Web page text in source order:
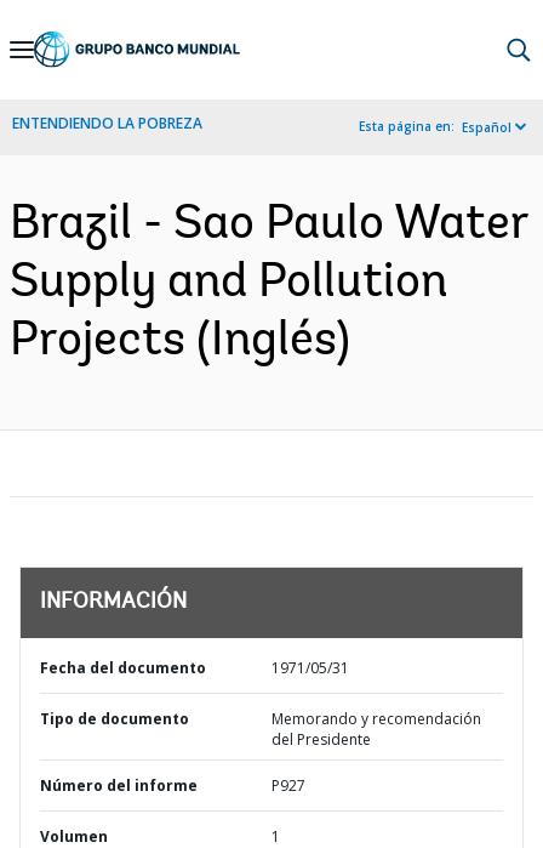
Skip
Navigation
ENTENDIENDO LA POBREZA Esta página en: Español
Brazil - Sao Paulo Water
Supply and Pollution
Projects (Inglés)
INFORMACIÓN
Fecha del documento 1971/05/31
Tipo de documento
Memorando y recomendación
del Presidente
Número del informe P927
Volumen 1